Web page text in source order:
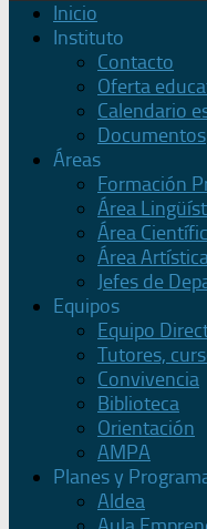
Inicio
Instituto
Contacto
Oferta
Calendario
Documentos
Áreas
Formación
Área
Área
Área
Jefes de
Equipos
Equipo
Tutores,
Convivencia
Biblioteca
Orientación
AMPA
Planes y
Aldea